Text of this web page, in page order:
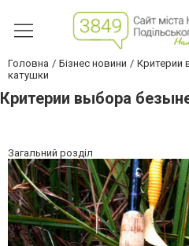
Головна Бізнес новини
Критерии
катушки
Критерии выбора
Загальний розділ